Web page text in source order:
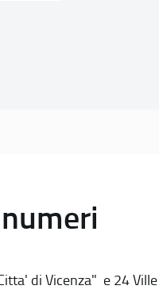
di Vicenza" e 24